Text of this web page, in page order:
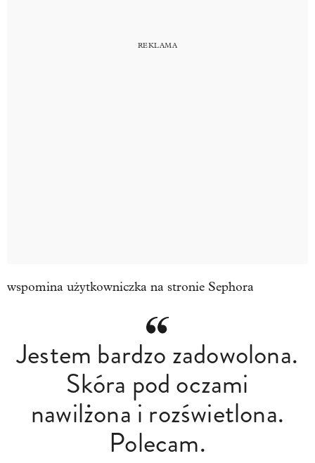
wspomina użytkowniczka na stronie Sephora
Jestem bardzo zadowolona.
Skóra pod oczami
nawilżona i rozświetlona.
Polecam.